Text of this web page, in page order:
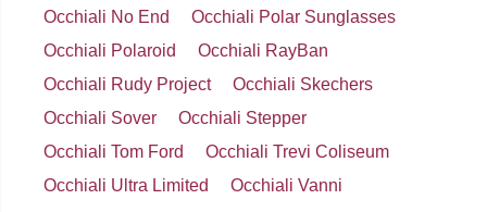
Occhiali No End
Occhiali Polar Sunglasses
Occhiali Polaroid
Occhiali RayBan
Occhiali Rudy Project
Occhiali Skechers
Occhiali Sover
Occhiali Stepper
Occhiali Tom Ford
Occhiali Trevi Coliseum
Occhiali Ultra Limited
Occhiali Vanni